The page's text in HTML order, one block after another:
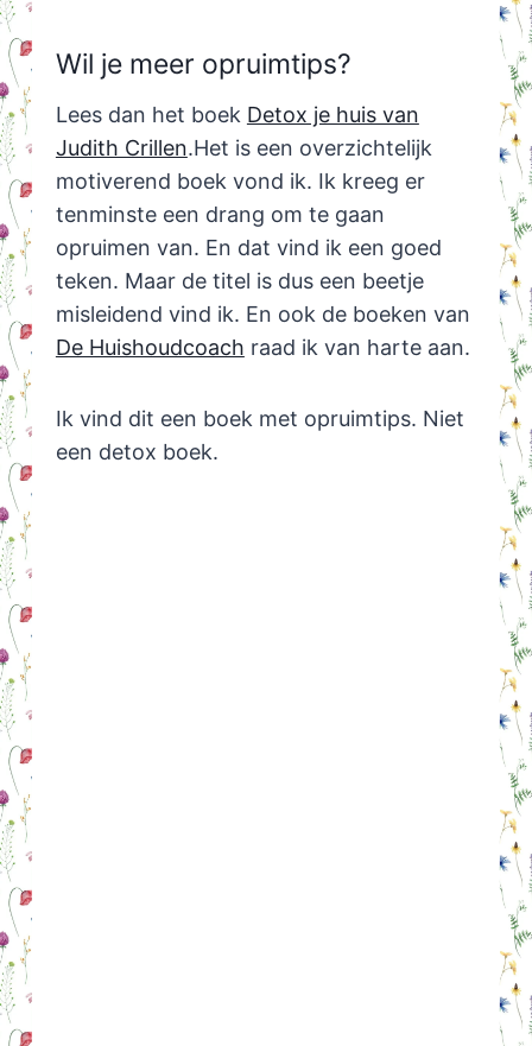
Wil je meer opruimtips?
Lees dan het boek Detox je huis van
Judith Crillen.Het is een overzichtelijk
motiverend boek vond ik. Ik kreeg er
tenminste een drang om te gaan
opruimen van. En dat vind ik een goed
teken. Maar de titel is dus een beetje
misleidend vind ik. En ook de boeken van
De Huishoudcoach raad ik van harte aan.
Ik vind dit een boek met opruimtips. Niet
een detox boek.